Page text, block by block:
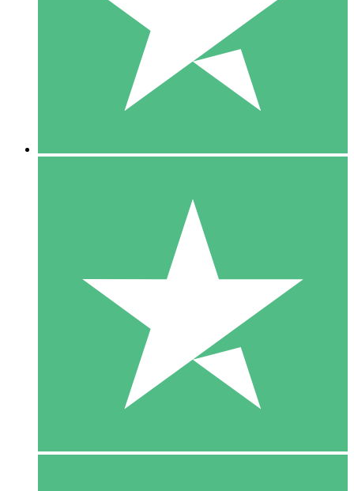
1 Download
10
US$1500
10 Download
20